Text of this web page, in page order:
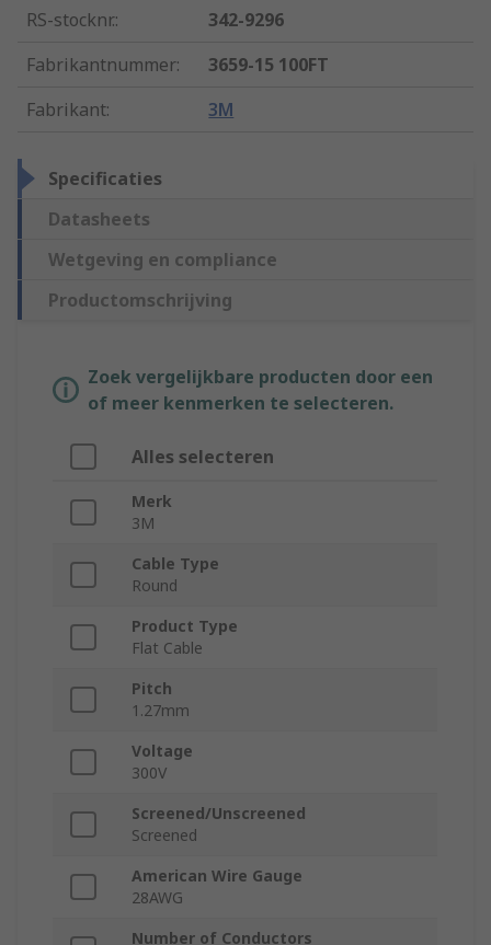
RS-stocknr.:
342-9296
Fabrikantnummer:
3659-15 100FT
Fabrikant: 3M
Specificaties
Datasheets
Wetgeving en compliance
Productomschrijving
Zoek vergelijkbare producten door een
of meer kenmerken te selecteren.
Alles selecteren
Merk
3M
Cable Type
Round
Product Type
Flat Cable
Pitch
1.27mm
Voltage
300V
Screened/Unscreened
Screened
American Wire Gauge
28AWG
Number of Conductors